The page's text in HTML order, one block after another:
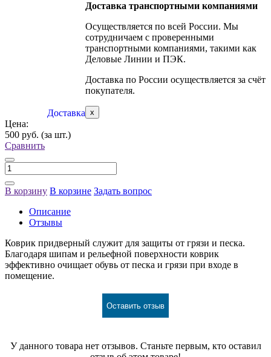
Доставка
Доставка транспортными компаниями
Осуществляется по всей России. Мы
сотрудничаем с проверенными
транспортными компаниями, такими как
Деловые Линии и ПЭК.
Доставка по России осуществляется за счёт
покупателя.
x
Цена:
500 руб. (за шт.)
Сравнить
В корзину В корзине Задать вопрос
Описание
Отзывы
Коврик придверный служит для защиты от грязи и песка.
Благодаря шипам и рельефной поверхности коврик
эффективно очищает обувь от песка и грязи при входе в
помещение.
Оставить отзыв
У данного товара нет отзывов. Станьте первым, кто оставил